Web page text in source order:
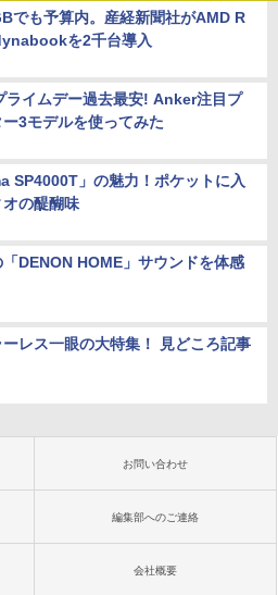
でも予算内。産経新聞社がAMD R
を2千台導入
ライムデー過去最安! Anker注目プ
ー3モデルを使ってみた
SP4000T」の魅力！ポケットに入
の醍醐味
DENON HOME」サウンドを体感
ーレス一眼の大特集！ 見どころ記事
お問い合わせ
編集部へのご連絡
会社概要